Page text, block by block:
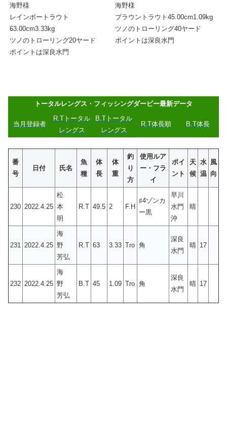
海野様
レインボートラウト
63.00cm3.33kg
ツノのトローリング20ヤード
ポイントは深良水門
海野様
ブラウントラウト45.00cm1.09kg
ツノのトローリング40ヤード
ポイントは深良水門
トータルレングス・フィッシングダービー最新データ
当月登録者
R.Tトータル
レングス
B.Tトータル
レングス
R.T体長順 B.T体長
番
号
日付 氏名
魚
種
体
長
体
重
釣
り
方
使用ルア
ー・フラ
イ
ポイ
ント
天
候
水
温
風
向
230 2022.4.25
松
本
明
R.T 49.5 2 F.H
♯4ゾンカ
ー黒
早川
水門
沖
晴
231 2022.4.25
海
野
芳弘
R.T 63 3.33 Tro 角
深良
水門
晴 17
232 2022.4.25
海
野
芳弘
B.T 45 1.09 Tro 角
深良
水門
晴 17